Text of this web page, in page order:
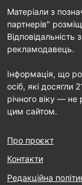
Матеріали з
партнерів"
Відповідальність
рекламодавець.
Інформація, що
осіб, які досягли
річного віку — не
цим сайтом.
Про проєкт
Контакти
Редакційна